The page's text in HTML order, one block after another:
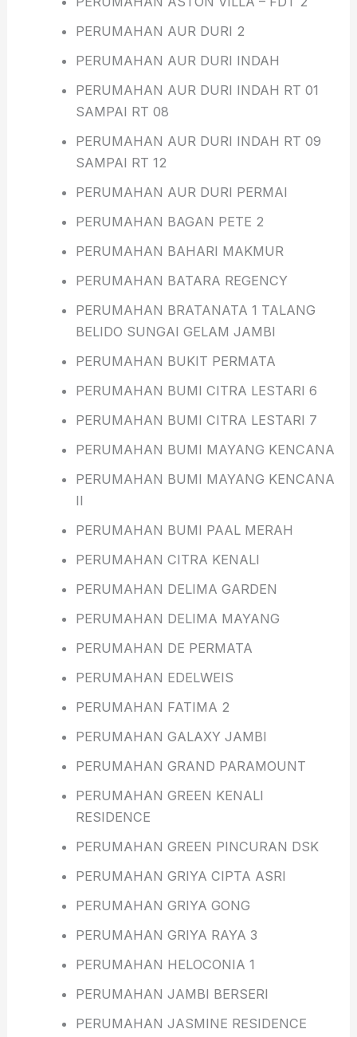
PERUMAHAN AUR DURI 2
PERUMAHAN AUR DURI INDAH
PERUMAHAN AUR DURI INDAH RT 01
SAMPAI RT 08
PERUMAHAN AUR DURI INDAH RT 09
SAMPAI RT 12
PERUMAHAN AUR DURI PERMAI
PERUMAHAN BAGAN PETE 2
PERUMAHAN BAHARI MAKMUR
PERUMAHAN BATARA REGENCY
PERUMAHAN BRATANATA 1 TALANG
BELIDO SUNGAI GELAM JAMBI
PERUMAHAN BUKIT PERMATA
PERUMAHAN BUMI CITRA LESTARI 6
PERUMAHAN BUMI CITRA LESTARI 7
PERUMAHAN BUMI MAYANG KENCANA
PERUMAHAN BUMI MAYANG KENCANA
II
PERUMAHAN BUMI PAAL MERAH
PERUMAHAN CITRA KENALI
PERUMAHAN DELIMA GARDEN
PERUMAHAN DELIMA MAYANG
PERUMAHAN DE PERMATA
PERUMAHAN EDELWEIS
PERUMAHAN FATIMA 2
PERUMAHAN GALAXY JAMBI
PERUMAHAN GRAND PARAMOUNT
PERUMAHAN GREEN KENALI
RESIDENCE
PERUMAHAN GREEN PINCURAN DSK
PERUMAHAN GRIYA CIPTA ASRI
PERUMAHAN GRIYA GONG
PERUMAHAN GRIYA RAYA 3
PERUMAHAN HELOCONIA 1
PERUMAHAN JAMBI BERSERI
PERUMAHAN JASMINE RESIDENCE